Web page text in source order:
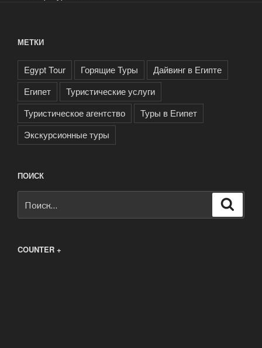
МЕТКИ
Egypt Tour Горящие Туры
Дайвинг в Египте
Египет
Туристические услуги
Туристическое агентство
Туры в Египет
Экскурсионные туры
ПОИСК
COUNTER +